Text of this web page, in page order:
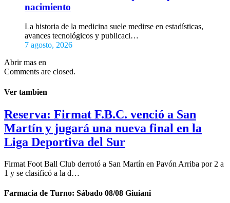
nacimiento
La historia de la medicina suele medirse en estadísticas,
avances tecnológicos y publicaci…
7 agosto, 2026
Abrir mas en
Comments are closed.
Ver tambien
Reserva: Firmat F.B.C. venció a San
Martín y jugará una nueva final en la
Liga Deportiva del Sur
Firmat Foot Ball Club derrotó a San Martín en Pavón Arriba por 2 a
1 y se clasificó a la d…
Farmacia de Turno: Sábado 08/08 Giuiani